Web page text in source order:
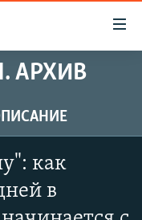
АРХИВ
как
в